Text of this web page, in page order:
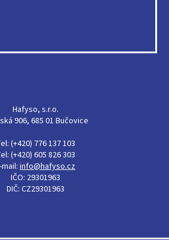
Hafyso, s.r.o.
906, 685 01 Bučovice
(+420) 776 137 103
(+420) 605 826 303
mail:info@hafyso.cz
IČO: 29301963
DIČ: CZ29301963